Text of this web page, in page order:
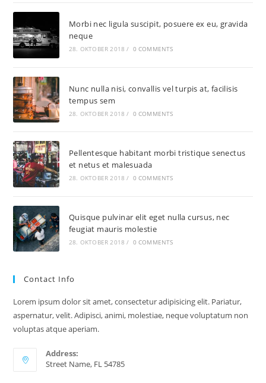
Morbi nec ligula suscipit, posuere ex eu, gravida
neque
28. OKTOBER 2018 / 0 COMMENTS
Nunc nulla nisi, convallis vel turpis at, facilisis
tempus sem
28. OKTOBER 2018 / 0 COMMENTS
Pellentesque habitant morbi tristique senectus
et netus et malesuada
28. OKTOBER 2018 / 0 COMMENTS
Quisque pulvinar elit eget nulla cursus, nec
feugiat mauris molestie
28. OKTOBER 2018 / 0 COMMENTS
Contact Info
Lorem ipsum dolor sit amet, consectetur adipisicing elit. Pariatur,
aspernatur, velit. Adipisci, animi, molestiae, neque voluptatum non
voluptas atque aperiam.
Address:
Street Name, FL 54785